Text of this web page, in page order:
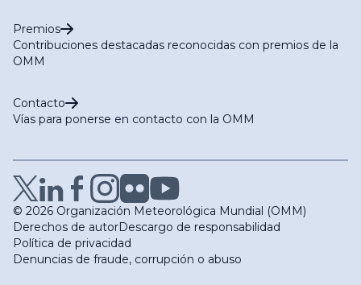
Premios
Contribuciones destacadas reconocidas con premios de la
OMM
Contacto
Vías para ponerse en contacto con la OMM
© 2026 Organización Meteorológica Mundial (OMM)
Derechos de autorDescargo de responsabilidad
Política de privacidad
Denuncias de fraude, corrupción o abuso